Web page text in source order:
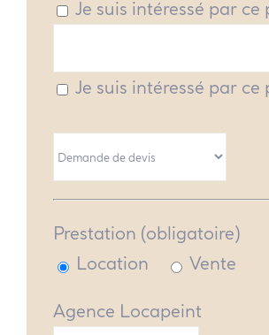
Je suis intéressé par ce
Je suis intéressé par ce
Prestation (obligatoire)
Location
Vente
Agence Locapeint